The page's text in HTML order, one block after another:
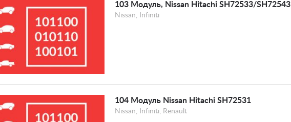
103 Модуль, Nissan Hitachi SH72533/SH72543
Nissan, Infiniti
104 Модуль Nissan Hitachi SH72531
Nissan, Infiniti, Renault